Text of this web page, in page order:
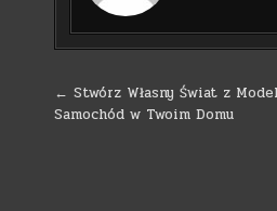
Nawigacja
wpisu
← Stwórz Własny Świat z
Samochód w Twoim Domu